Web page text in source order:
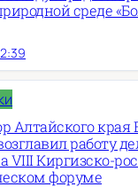
среде
Алтайского края
работу
VIII Киргизско-
форуме